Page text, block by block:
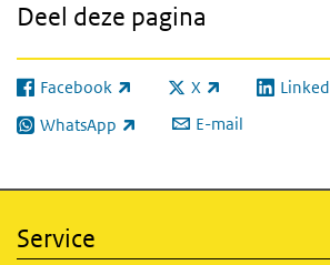
Deel deze pagina
Facebook
(externe link) X
(externe link)(externe
WhatsApp
(externe link) E-mail
Service